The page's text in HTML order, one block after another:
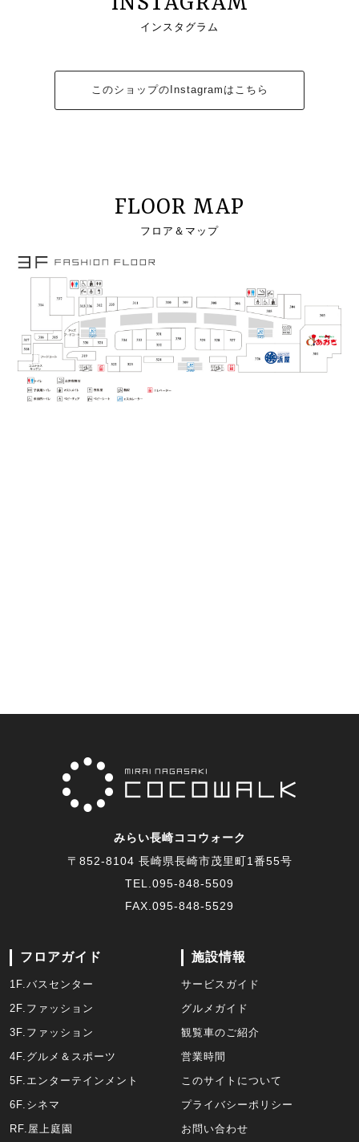
インスタグラム
このショップのInstagramはこちら
FLOOR MAP
フロア＆マップ
みらい長崎ココウォーク
〒852-8104 長崎県長崎市茂里町1番55号
TEL. 095-848-5509
FAX.095-848-5529
フロアガイド
1F.バスセンター
2F.ファッション
3F.ファッション
4F.グルメ＆スポーツ
5F.エンターテインメント
6F.シネマ
RF.屋上庭園
施設情報
サービスガイド
グルメガイド
観覧車のご紹介
営業時間
このサイトについて
プライバシーポリシー
お問い合わせ